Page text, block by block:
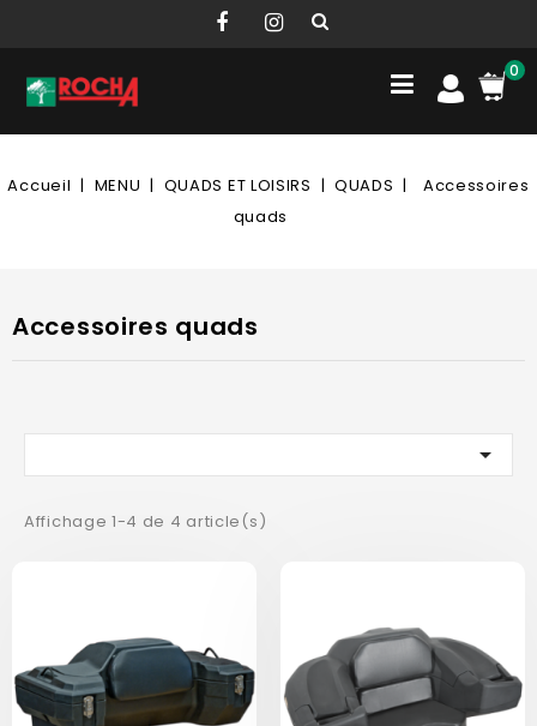
0
Accueil MENU QUADS ET LOISIRS QUADS
Accessoires
quads
Accessoires quads

Affichage 1-4 de 4 article(s)